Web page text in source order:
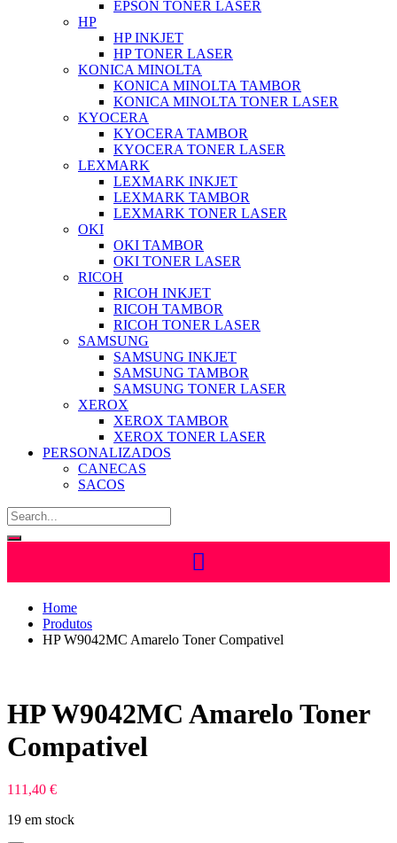
EPSON TONER LASER
HP
HP INKJET
HP TONER LASER
KONICA MINOLTA
KONICA MINOLTA TAMBOR
KONICA MINOLTA TONER LASER
KYOCERA
KYOCERA TAMBOR
KYOCERA TONER LASER
LEXMARK
LEXMARK INKJET
LEXMARK TAMBOR
LEXMARK TONER LASER
OKI
OKI TAMBOR
OKI TONER LASER
RICOH
RICOH INKJET
RICOH TAMBOR
RICOH TONER LASER
SAMSUNG
SAMSUNG INKJET
SAMSUNG TAMBOR
SAMSUNG TONER LASER
XEROX
XEROX TAMBOR
XEROX TONER LASER
PERSONALIZADOS
CANECAS
SACOS
Home
Produtos
HP W9042MC Amarelo Toner Compativel
HP W9042MC Amarelo Toner
Compativel
111,40 €
19 em stock